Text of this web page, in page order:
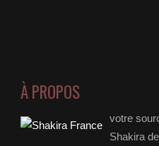
À PROPOS
votre
Shakira